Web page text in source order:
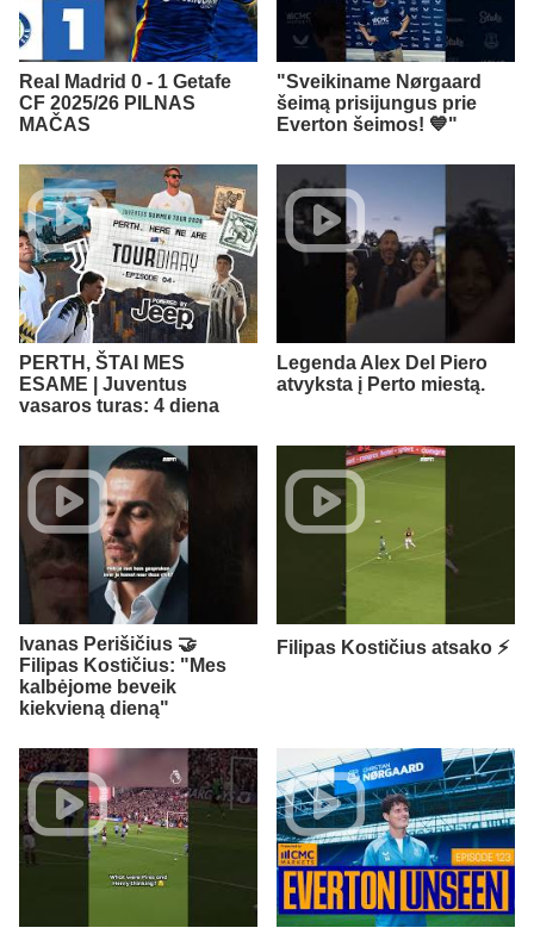
Real Madrid 0 - 1 Getafe
CF 2025/26 PILNAS
MAČAS
"Sveikiname Nørgaard
šeimą prisijungus prie
Everton šeimos! 💙"
PERTH, ŠTAI MES
ESAME | Juventus
vasaros turas: 4 diena
Legenda Alex Del Piero
atvyksta į Perto miestą.
Ivanas Perišičius 🤝
Filipas Kostičius: "Mes
kalbėjome beveik
kiekvieną dieną"
Filipas Kostičius atsako ⚡